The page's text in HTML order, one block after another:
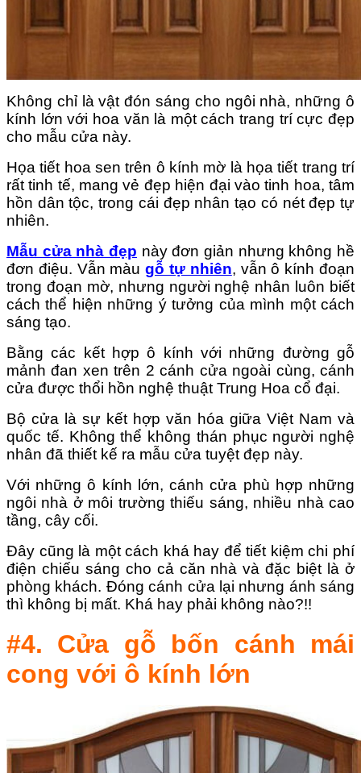
Không chỉ là vật đón sáng cho ngôi nhà, những ô
kính lớn với hoa văn là một cách trang trí cực đẹp
cho mẫu cửa này.
Họa tiết hoa sen trên ô kính mờ là họa tiết trang trí
rất tinh tế, mang vẻ đẹp hiện đại vào tinh hoa, tâm
hồn dân tộc, trong cái đẹp nhân tạo có nét đẹp tự
nhiên.
Mẫu cửa nhà đẹp này đơn giản nhưng không hề
đơn điệu. Vẫn màugỗ tự nhiên, vẫn ô kính đoạn
trong đoạn mờ, nhưng người nghệ nhân luôn biết
cách thể hiện những ý tưởng của mình một cách
sáng tạo.
Bằng các kết hợp ô kính với những đường gỗ
mảnh đan xen trên 2 cánh cửa ngoài cùng, cánh
cửa được thổi hồn nghệ thuật Trung Hoa cổ đại.
Bộ cửa là sự kết hợp văn hóa giữa Việt Nam và
quốc tế. Không thể không thán phục người nghệ
nhân đã thiết kế ra mẫu cửa tuyệt đẹp này.
Với những ô kính lớn, cánh cửa phù hợp những
ngôi nhà ở môi trường thiếu sáng, nhiều nhà cao
tầng, cây cối.
Đây cũng là một cách khá hay để tiết kiệm chi phí
điện chiếu sáng cho cả căn nhà và đặc biệt là ở
phòng khách. Đóng cánh cửa lại nhưng ánh sáng
thì không bị mất. Khá hay phải không nào?!!
#4. Cửa gỗ bốn cánh mái
cong với ô kính lớn